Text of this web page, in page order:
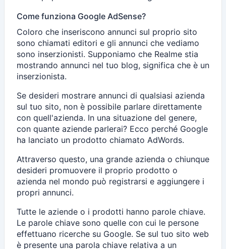
Come funziona Google AdSense?
Coloro che inseriscono annunci sul proprio sito
sono chiamati editori e gli annunci che vediamo
sono inserzionisti. Supponiamo che Realme stia
mostrando annunci nel tuo blog, significa che è un
inserzionista.
Se desideri mostrare annunci di qualsiasi azienda
sul tuo sito, non è possibile parlare direttamente
con quell'azienda. In una situazione del genere,
con quante aziende parlerai? Ecco perché Google
ha lanciato un prodotto chiamato AdWords.
Attraverso questo, una grande azienda o chiunque
desideri promuovere il proprio prodotto o
azienda nel mondo può registrarsi e aggiungere i
propri annunci.
Tutte le aziende o i prodotti hanno parole chiave.
Le parole chiave sono quelle con cui le persone
effettuano ricerche su Google. Se sul tuo sito web
è presente una parola chiave relativa a un